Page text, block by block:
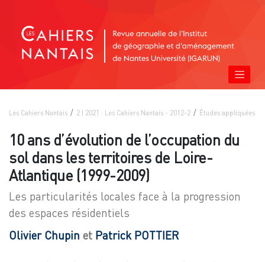
Les Cahiers Nantais 2 | 2021 : Les Cahiers Nantais - 2012-2 Études appliquées
10 ans d’évolution de l’occupation du
sol dans les territoires de Loire-
Atlantique (1999-2009)
Les particularités locales face à la progression
des espaces résidentiels
Olivier Chupin et Patrick POTTIER